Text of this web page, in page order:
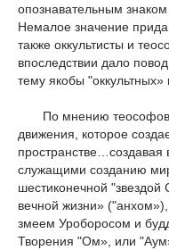
опознавательным
Немалое значение
также оккультисты и
впоследствии дало
тему якобы
По мнению теософов,
движения, которое
пространстве…создавая
служащими созданию
шестиконечной "звездой
вечной жизни»
змеем Уроборосом и
Творения "Ом», или